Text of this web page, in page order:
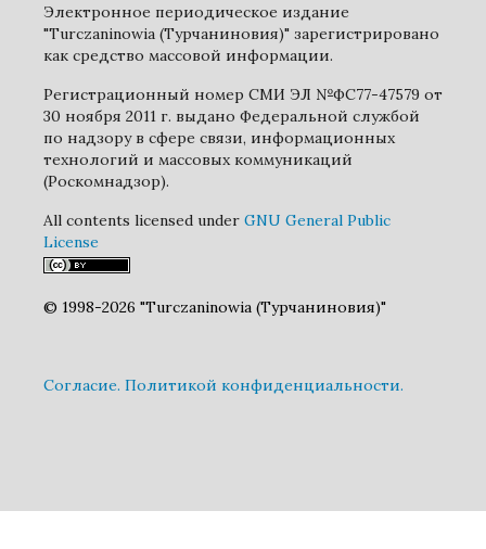
Электронное периодическое издание
"Turczaninowia (Турчаниновия)" зарегистрировано
как средство массовой информации.
Регистрационный номер СМИ ЭЛ №ФС77-47579 от
30 ноября 2011 г. выдано Федеральной службой
по надзору в сфере связи, информационных
технологий и массовых коммуникаций
(Роскомнадзор).
All contents licensed under GNU General Public
License
© 1998-2026 "Turczaninowia (Турчаниновия)"
Cогласие. Политикой конфиденциальности.